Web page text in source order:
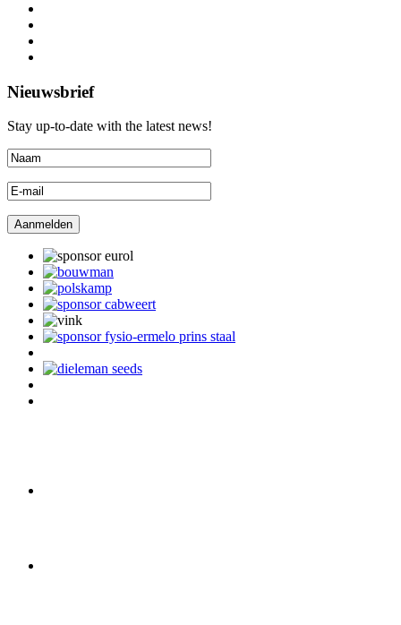
Nieuwsbrief
Stay up-to-date with the latest news!